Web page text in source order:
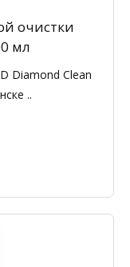
очистки
мл
Diamond Clean
..